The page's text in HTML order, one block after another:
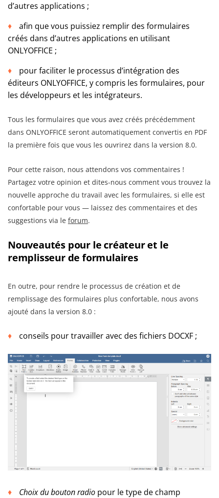
d’autres applications ;
afin que vous puissiez remplir des formulaires
créés dans d’autres applications en utilisant
ONLYOFFICE ;
pour faciliter le processus d’intégration des
éditeurs ONLYOFFICE, y compris les formulaires, pour
les développeurs et les intégrateurs.
Tous les formulaires que vous avez créés précédemment
dans ONLYOFFICE seront automatiquement convertis en PDF
la première fois que vous les ouvrirez dans la version 8.0.
Pour cette raison, nous attendons vos commentaires !
Partagez votre opinion et dites-nous comment vous trouvez la
nouvelle approche du travail avec les formulaires, si elle est
confortable pour vous — laissez des commentaires et des
suggestions via le forum.
Nouveautés pour le créateur et le
remplisseur de formulaires
En outre, pour rendre le processus de création et de
remplissage des formulaires plus confortable, nous avons
ajouté dans la version 8.0 :
conseils pour travailler avec des fichiers DOCXF ;
Choix du bouton radio pour le type de champ